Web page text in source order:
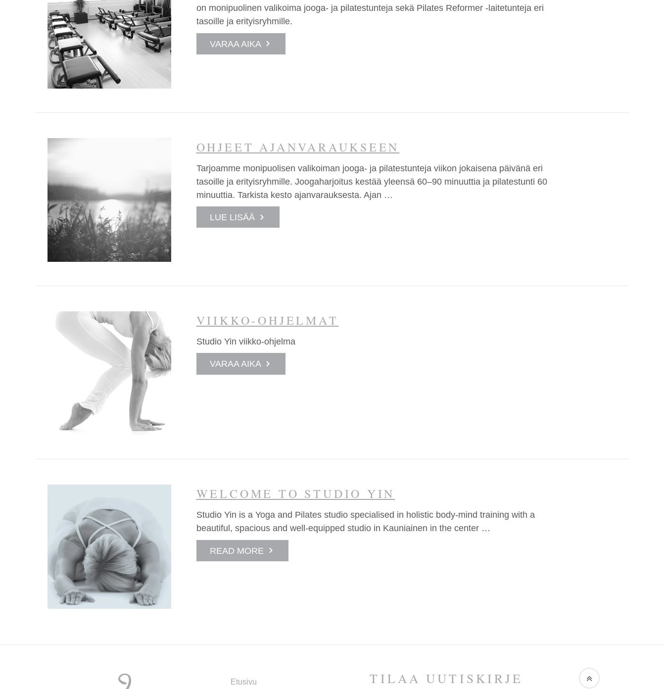
on monipuolinen valikoima jooga- ja pilatestunteja sekä Pilates Reformer -laitetunteja eri
tasoille ja erityisryhmille.
VARAA AIKA
OHJEET AJANVARAUKSEEN
Tarjoamme monipuolisen valikoiman jooga- ja pilatestunteja viikon jokaisena päivänä eri
tasoille ja erityisryhmille. Joogaharjoitus kestää yleensä 60–90 minuuttia ja pilatestunti 60
minuuttia. Tarkista kesto ajanvarauksesta. Ajan …
LUE LISÄÄ
VIIKKO-OHJELMAT
Studio Yin viikko-ohjelma
VARAA AIKA
WELCOME TO STUDIO YIN
Studio Yin is a Yoga and Pilates studio specialised in holistic body-mind training with a
beautiful, spacious and well-equipped studio in Kauniainen in the center …
READ MORE
STUDIO
STUDIO Etusivu TILAA UUTIS­KIRJE